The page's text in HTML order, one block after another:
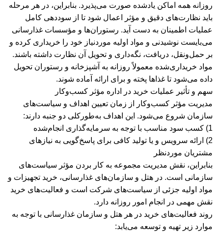
روزانه همه اماکن یادشده صورت می‌پذیرد. بنابراین، در هر مرحله
باید نظارت‌های دقیق و مؤثر اعمال شود تا از سوددهی کامل
عملیات اطمینان به دست آید. رستوران‌ها و مؤسسات غذارسانی
می‌بایست نوشیدنی و مواد اولیه موردنیاز خود را خریداری کرده و
بر حمل‌ونقل، دریافت، نگه‌داری و تحویل آن نظارت داشته باشند.
مواد خریداری‌شده معمولاً روزانه به آشپزخانه و رستوران تحویل
داده می‌شود تا غذاها پخته و برای ارائه آماده شوند.
سهم و تأثیر عملیات خرید در اداره مؤثر کسب‌وکار
مدیریت مؤثر کسب‌وکار از زمان تعیین اهداف و سیاست‌های
سازمان شروع می‌شود. این اهداف به‌طورکلی دو جنبه دارند:
1) کسب سود مناسب با توجه به سرمایه‌گذاری انجام‌شده
2) ارائه سرویس و یا تولید کافی برای پاسخ‌گویی به نیازهای
مشتریان موردنظر
بنابراین، نقش مدیریت مجموعه به کار بردن مؤثر سیاست‌های
سازمانی است. در هتل و سازمان‌های غذارسانی، خرید تجهیزات و
مواد اولیه جزئی از سیاست‌های شرکت است و فعالیت‌های خرید
نقش مهمی در انجام امور روزانه دارد.
روند فعالیت‌های خرید در هر هتل و سازمان غذارسانی با توجه به
موارد زیر تهیه و توسعه می‌یابد: